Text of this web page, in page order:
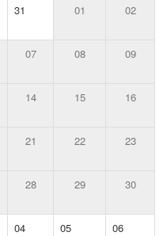
31 01 02
07 08 09
14 15 16
21 22 23
28 29 30
04 05 06